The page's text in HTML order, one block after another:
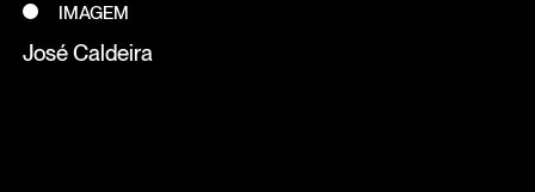
IMAGEM
José Caldeira